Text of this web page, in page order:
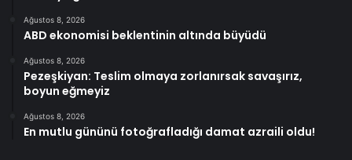
Ağustos 8, 2026
ABD ekonomisi beklentinin altında büyüdü
Ağustos 8, 2026
Pezeşkiyan: Teslim olmaya zorlanırsak savaşırız,
boyun eğmeyiz
Ağustos 8, 2026
En mutlu gününü fotoğrafladığı damat azraili oldu!